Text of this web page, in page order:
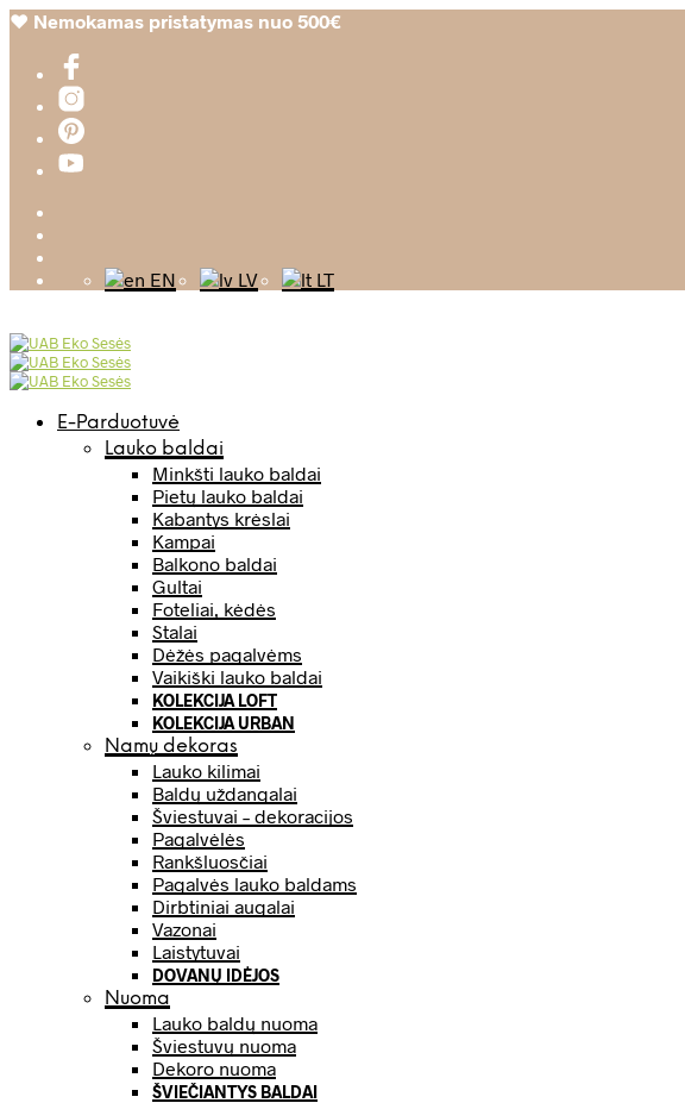
❤️ Nemokamas pristatymas nuo 500€
EN LV LT
E-Parduotuvė
Lauko baldai
Minkšti lauko baldai
Pietų lauko baldai
Kabantys krėslai
Kampai
Balkono baldai
Gultai
Foteliai, kėdės
Stalai
Dėžės pagalvėms
Vaikiški lauko baldai
KOLEKCIJA LOFT
KOLEKCIJA URBAN
Namų dekoras
Lauko kilimai
Baldų uždangalai
Šviestuvai – dekoracijos
Pagalvėlės
Rankšluosčiai
Pagalvės lauko baldams
Dirbtiniai augalai
Vazonai
Laistytuvai
DOVANŲ IDĖJOS
Nuoma
Lauko baldų nuoma
Šviestuvų nuoma
Dekoro nuoma
ŠVIEČIANTYS BALDAI